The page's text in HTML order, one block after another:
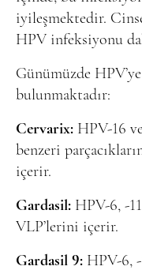
iyileşmektedir.
HPV infeksiyonu
Günümüzde
bulunmaktadır:
Cervarix: HPV-16
benzeri
içerir.
Gardasil: HPV-6, -
VLP’lerini içerir.
Gardasil 9: HPV-6, -